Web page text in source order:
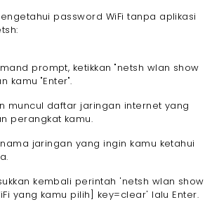
password WiFi tanpa aplikasi
prompt, ketikkan "netsh wlan show
kamu "Enter".
muncul daftar jaringan internet yang
perangkat kamu.
jaringan yang ingin kamu ketahui
kembali perintah 'netsh wlan show
yang kamu pilih] key=clear' lalu Enter.